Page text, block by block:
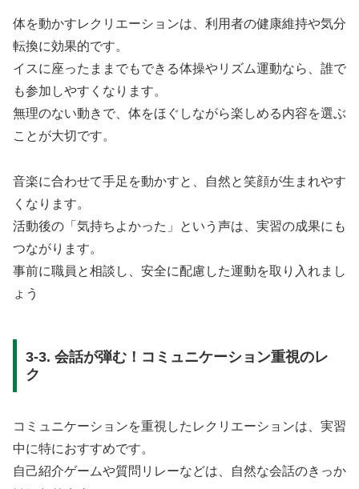
体を動かすレクリエーションは、利用者の健康維持や気分
転換に効果的です。
イスに座ったままでもできる体操やリズム運動なら、誰で
も参加しやすくなります。
無理のない動きで、体をほぐしながら楽しめる内容を選ぶ
ことが大切です。
音楽に合わせて手足を動かすと、自然と笑顔が生まれやす
くなります。
活動後の「気持ちよかった」という声は、実習の成果にも
つながります。
事前に職員と相談し、安全に配慮した運動を取り入れまし
ょう
3-3. 会話が弾む！コミュニケーション重視のレ
ク
コミュニケーションを重視したレクリエーションは、実習
中に特におすすめです。
自己紹介ゲームや質問リレーなどは、自然な会話のきっか